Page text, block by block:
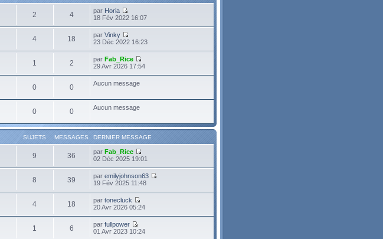
2 4 par Horia
18 Fév 2022 16:07
4 18 parVinky
23 Déc 2022 16:23
1 2 parFab_Rice
29 Avr 2026 17:54
0 0 Aucun message
0 0 Aucun message
SUJETS MESSAGES DERNIER MESSAGE
9 36 parFab_Rice
02 Déc 2025 19:01
8 39 paremilyjohnson63
19 Fév 2025 11:48
4 18 partonecluck
20 Avr 2026 05:24
1 6 parfullpower
01 Avr 2023 10:24